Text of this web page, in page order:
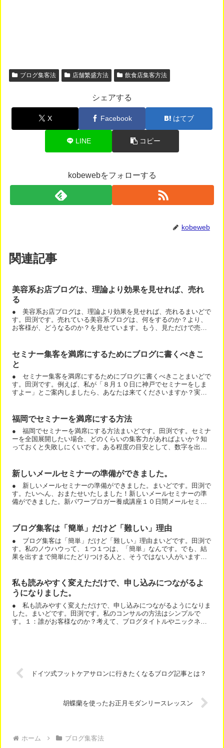
ブログ集客法 店舗繁盛方法 飲食店集客方法
シェアする
X Facebook はてブ
LINE コピー
kobewebをフォローする
kobeweb
関連記事
美容系お店ブログは、理論より効果を見せれば、売れ
る
● 美容系お店ブログは、理論より効果を見せれば、売れるまいどで
す。田渕です。売れている美容系ブログは、何をするのか？より、
お客様が、どうなるのか？を見せています。もう、見ただけで売れ
セミナー集客を満席にするためにブログに書くべきこ
と
● セミナー集客を満席にするためにブログに書くべきことまいどで
す。田渕です。例えば、私が「８月１０日に神戸でセミナーをしま
すよー」とご案内しましたら、あなたは来てくださいますか？実
福岡でセミナーを満席にする方法
● 福岡でセミナーを満席にする方法まいどです。田渕です。セミナ
ーを全国展開したい場合、どのくらいの集客力があればよいか？知
っておくと失敗しにくいです。ある程度の目安として、数字を出し
新しいメールセミナーの準備ができました。
● 新しいメールセミナーの準備ができました。まいどです。田渕で
す。たいへん、おまたせいたしました！新しいメールセミナーの準
備ができました。新パワーブロガー養成講座１０日間メールセミナ
ブログ集客は「簡単」だけど「難しい」理由
● ブログ集客は「簡単」だけど「難しい」理由まいどです。田渕で
す。私のノウハウって、１つ１つは、「簡単」なんです。でも、結
果を出すまで簡単にたどりつける人と、そうではない人がいます。
私も読みやすく変えただけで、申し込みにつながるよ
うになりました。
● 私も読みやすく変えただけで、申し込みにつながるようになりま
した。まいどです。田渕です。私のコンサルの方法はシンプルで
す。１：誰がお客様なのか？考えて、ブログタイトルやニックネー
ドイツ式フットケアサロンに行きたくなるブログ記事とは？
胡蝶蘭を使ったお正月モダンリースレッスン
ホーム ブログ集客法